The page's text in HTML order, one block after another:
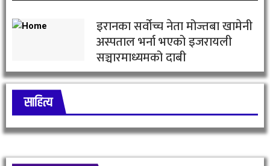
इरानका सर्वोच्च नेता मोज्तबा खामेनी
अस्पताल भर्ना भएको इजरायली
सञ्चारमाध्यमको दाबी
साहित्य